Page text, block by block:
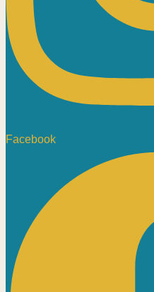
Facebook